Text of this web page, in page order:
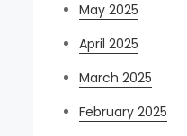
May 2025
April 2025
March 2025
February 2025